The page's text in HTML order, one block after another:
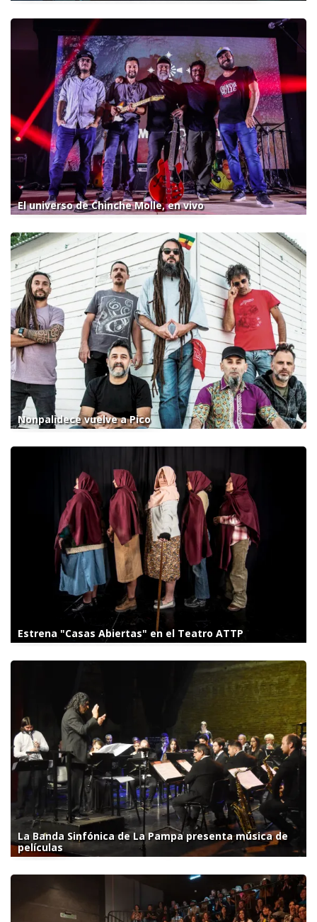
El universo de Chinche Molle, en vivo
Nonpalidece vuelve a Pico
Estrena "Casas Abiertas" en el Teatro ATTP
La Banda Sinfónica de La Pampa presenta música de
películas